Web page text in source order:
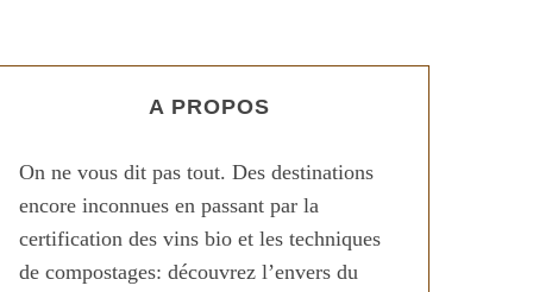
A PROPOS
On ne vous dit pas tout. Des destinations
encore inconnues en passant par la
certification des vins bio et les techniques
de compostages: découvrez l’envers du